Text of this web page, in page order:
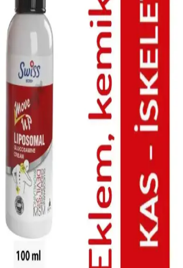
Güneş Koruyucu
İpuçları
edilmiş bebek güneş koruyucuları,
UVA ve UVB koruması sağlar, güvenle
Uygulanabilir Çözümler ve
yöntemler ve cilt bakım
yenilenmesi ve bakterilerle mücadele
ve düzenli bakım akne kontrolünde
ve Leke Karşıtı
Koruma Çözümleri
SPF ve gelişmiş teknolojisiyle
korur, leke görünümünü azaltır ve